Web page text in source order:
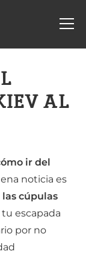
AL
ir del
noticia es
cúpulas
escapada
por no